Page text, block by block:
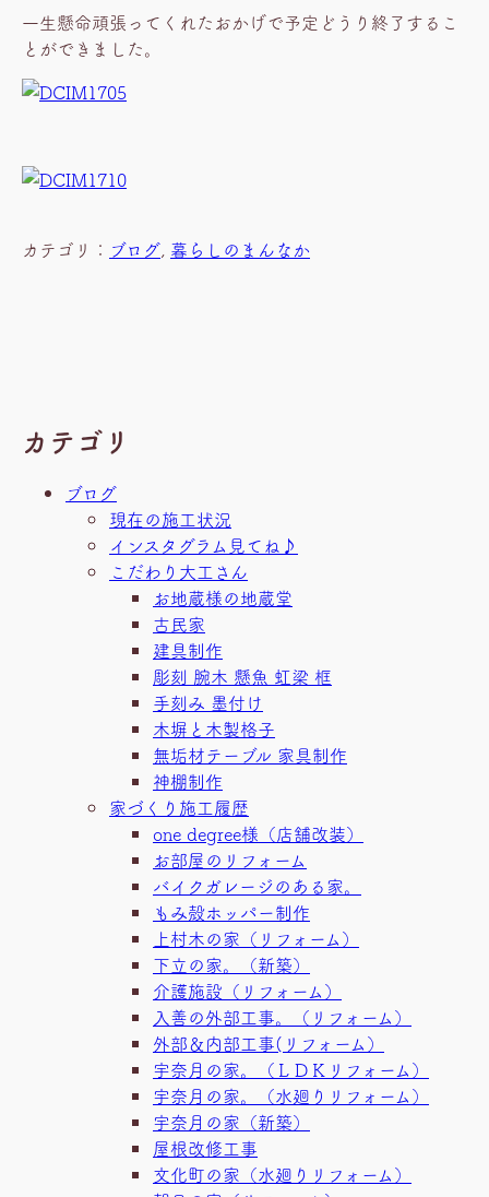
一生懸命頑張ってくれたおかげで予定どうり終了するこ
とができました。
カテゴリ： ブログ, 暮らしのまんなか
カテゴリ
ブログ
現在の施工状況
インスタグラム見てね♪
こだわり大工さん
お地蔵様の地蔵堂
古民家
建具制作
彫刻 腕木 懸魚 虹梁 框
手刻み 墨付け
木塀と木製格子
無垢材テーブル 家具制作
神棚制作
家づくり施工履歴
one degree様（店舗改装）
お部屋のリフォーム
バイクガレージのある家。
もみ殻ホッパー制作
上村木の家（リフォーム）
下立の家。（新築）
介護施設（リフォーム）
入善の外部工事。（リフォーム）
外部＆内部工事(リフォーム）
宇奈月の家。（ＬＤＫリフォーム）
宇奈月の家。（水廻りリフォーム）
宇奈月の家（新築）
屋根改修工事
文化町の家（水廻りリフォーム）